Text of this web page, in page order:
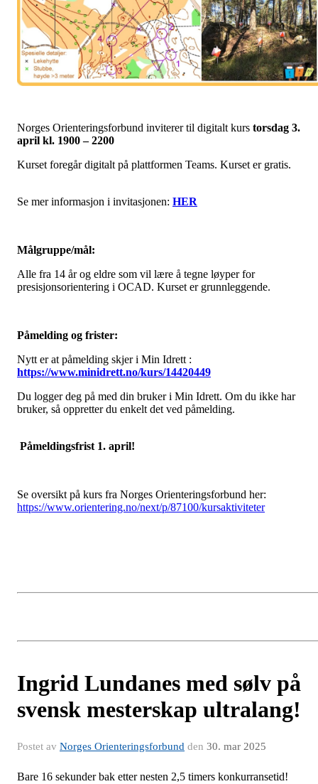
Norges Orienteringsforbund inviterer til digitalt kurs torsdag 3.
april kl. 1900 – 2200
Kurset foregår digitalt på plattformen Teams. Kurset er gratis.
Se mer informasjon i invitasjonen: HER
Målgruppe/mål:
Alle fra 14 år og eldre som vil lære å tegne løyper for
presisjonsorientering i OCAD. Kurset er grunnleggende.
Påmelding og frister:
Nytt er at påmelding skjer i Min Idrett :
https://www.minidrett.no/kurs/14420449
Du logger deg på med din bruker i Min Idrett. Om du ikke har
bruker, så oppretter du enkelt det ved påmelding.
Påmeldingsfrist 1. april!
Se oversikt på kurs fra Norges Orienteringsforbund her:
https://www.orientering.no/next/p/87100/kursaktiviteter
Ingrid Lundanes med sølv på
svensk mesterskap ultralang!
Postet av Norges Orienteringsforbund den 30. mar 2025
Bare 16 sekunder bak etter nesten 2,5 timers konkurransetid!